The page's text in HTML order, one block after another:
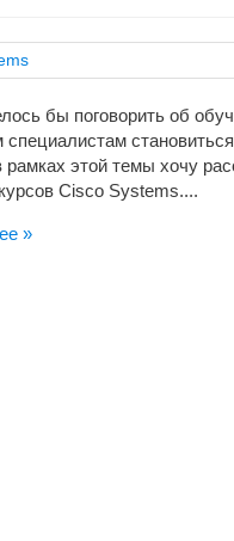
бы поговорить об
этой темы хочу
Cisco Systems....
»